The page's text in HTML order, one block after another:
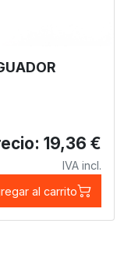
19,36 €
IVA incl.
al carrito